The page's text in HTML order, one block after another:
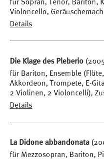
Violoncello,
Details
Die Klage des Pleberio
für Bariton, Ensemble
Akkordeon, Trompete, E-
2 Violinen, 2 Violoncelli),
Details
La Didone abbandonata
für Mezzosopran, Bariton,